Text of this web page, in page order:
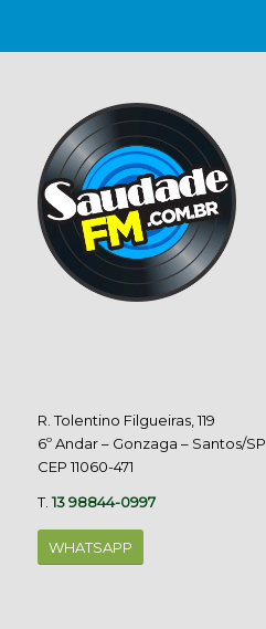
R. Tolentino Filgueiras, 119
6º Andar – Gonzaga – Santos/SP
CEP 11060-471
T.13 98844-0997
WHATSAPP